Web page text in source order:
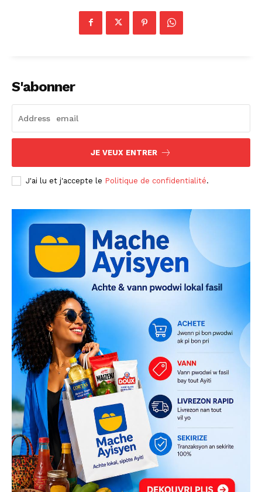
S'abonner
JE VEUX ENTRER
J'ai lu et j'accepte le Politique de confidentialité.